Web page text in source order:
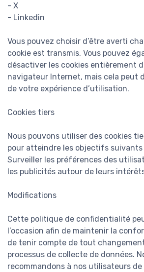
- X
- Linkedin
Vous pouvez choisir d’être averti
cookie est transmis. Vous pouvez
désactiver les cookies entièrement
navigateur Internet, mais cela peut
de votre expérience d’utilisation.
Cookies tiers
Nous pouvons utiliser des cookies
pour atteindre les objectifs suivants
Surveiller les préférences des
les publicités autour de leurs
Modifications
Cette politique de confidentialité
l’occasion afin de maintenir la
de tenir compte de tout
processus de collecte de données.
recommandons à nos utilisateurs